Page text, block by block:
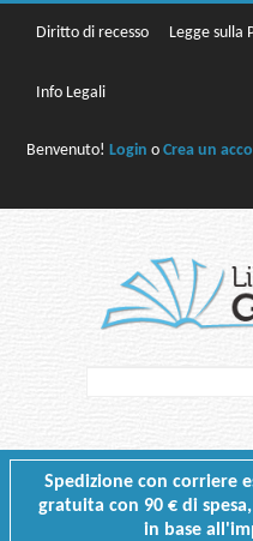
Diritto di recesso Legge sulla
Info Legali
Benvenuto!Login oCrea un
Spedizione con corriere
gratuita con 90 € di
in base